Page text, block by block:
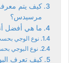
كيف يتم
مرسيدس؟
ما هي أفضل
نوع الوجي
نوع البوجي
كيف تعرف